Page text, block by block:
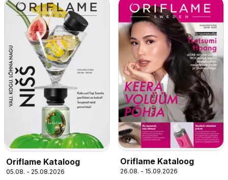
Oriflame Kataloog
05.08. - 25.08.2026
Oriflame Kataloog
26.08. - 15.09.2026